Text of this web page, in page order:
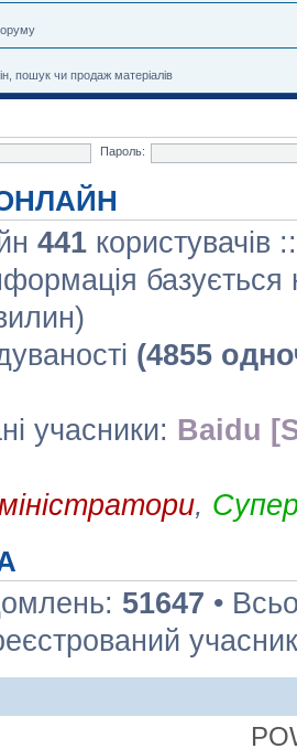
пошук чи продаж матеріалів
Пароль:
441 користувачів
базується
(4855
учасники: Baidu
,
51647 •